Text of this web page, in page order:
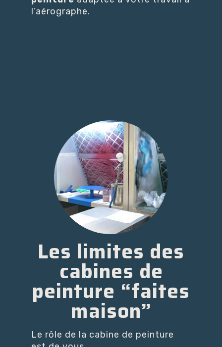
l’aérographe.
Les limites des
cabines de
peinture “faites
maison”
Le rôle de la cabine de peinture